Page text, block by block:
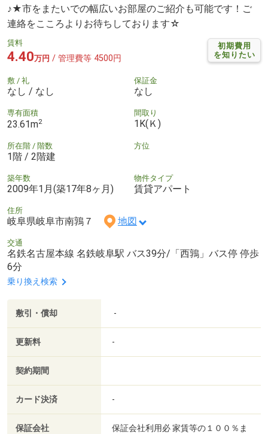
♪★市をまたいでの幅広いお部屋のご紹介も可能です！ご
連絡をこころよりお待ちしております☆
初期費用
を知りたい
賃料
4.40万円 / 管理費等 4500円
敷 / 礼
なし / なし
保証金
なし
専有面積
23.61m2
間取り
1K(Ｋ)
所在階 / 階数
1階 / 2階建
方位
築年数
2009年1月(築17年8ヶ月)
物件タイプ
賃貸アパート
住所
岐阜県岐阜市南鶉７ 地図
交通
名鉄名古屋本線 名鉄岐阜駅 バス39分/「西鶉」バス停 停歩
6分
乗り換え検索
敷引・償却 -
更新料 -
契約期間
カード決済 -
保証会社
保証会社利用必 家賃等の１００％ま